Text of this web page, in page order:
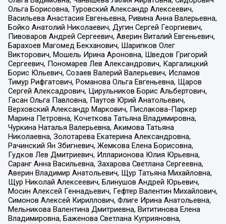
Ольга Борисовна, Туровский Александр Алексеевич,
Васильева Анастасия Евгеньевна, Ривина Анна Валерьевна,
Бойко Анатолий Николаевич, Дугин Сергей Георгиевич,
Пивоваров Андрей Сергеевич, Аверин Виталий Евгеньевич,
Барахоев Магомед Бекханович, Шарипков Олег
Викторович, Мошель Ирина Ароновна, Шведов Григорий
Сергеевич, Пономарев Лев Александрович, Каргалицкий
Борис Юльевич, Созаев Валерий Валерьевич, Исламов
Тимур Рифгатович, Романова Ольга Евгеньевна, Щаров
Сергей Алексадрович, Цирульников Борис Альбертович,
Гасан Ольга Павловна, Паутов Юрий Анатольевич,
Верховский Александр Маркович, Пислакова-Паркер
Марина Петровна, Кочеткова Татьяна Владимировна,
Чуркина Наталья Валерьевна, Акимова Татьяна
Николаевна, Золотарева Екатерина Александровна,
Рачинский Ян Збигневич, Жемкова Елена Борисовна,
Гудков Лев Дмитриевич, Илларионова Юлия Юрьевна,
Саранг Анна Васильевна, Захарова Светлана Сергеевна,
Аверин Владимир Анатольевич, Щур Татьяна Михайловна,
Щур Николай Алексеевич, Блинушов Андрей Юрьевич,
Мосин Алексей Геннадьевич, Гефтер Валентин Михайлович,
Симонов Алексей Кириллович, Флиге Ирина Анатольевна,
Мельникова Валентина Дмитриевна, Вититинова Елена
Владимировна, Баженова Светлана Куприяновна,